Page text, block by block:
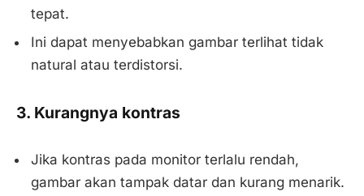
tepat.
Ini dapat menyebabkan gambar terlihat tidak
natural atau terdistorsi.
3. Kurangnya kontras
Jika kontras pada monitor terlalu rendah,
gambar akan tampak datar dan kurang menarik.